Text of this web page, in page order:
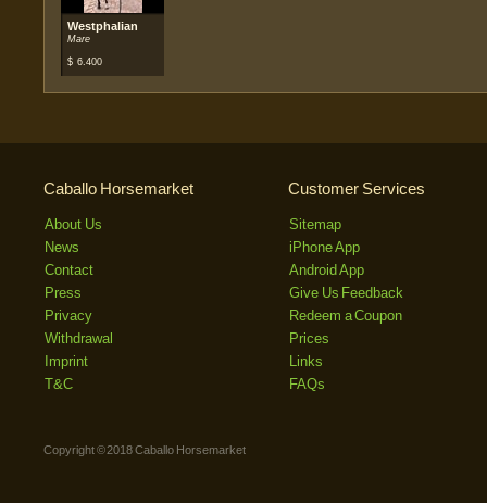
Westphalian
Mare
$ 6.400
Caballo Horsemarket
About Us
News
Contact
Press
Privacy
Withdrawal
Imprint
T&C
Customer Services
Sitemap
iPhone App
Android App
Give Us Feedback
Redeem a Coupon
Prices
Links
FAQs
Copyright © 2018 Caballo Horsemarket